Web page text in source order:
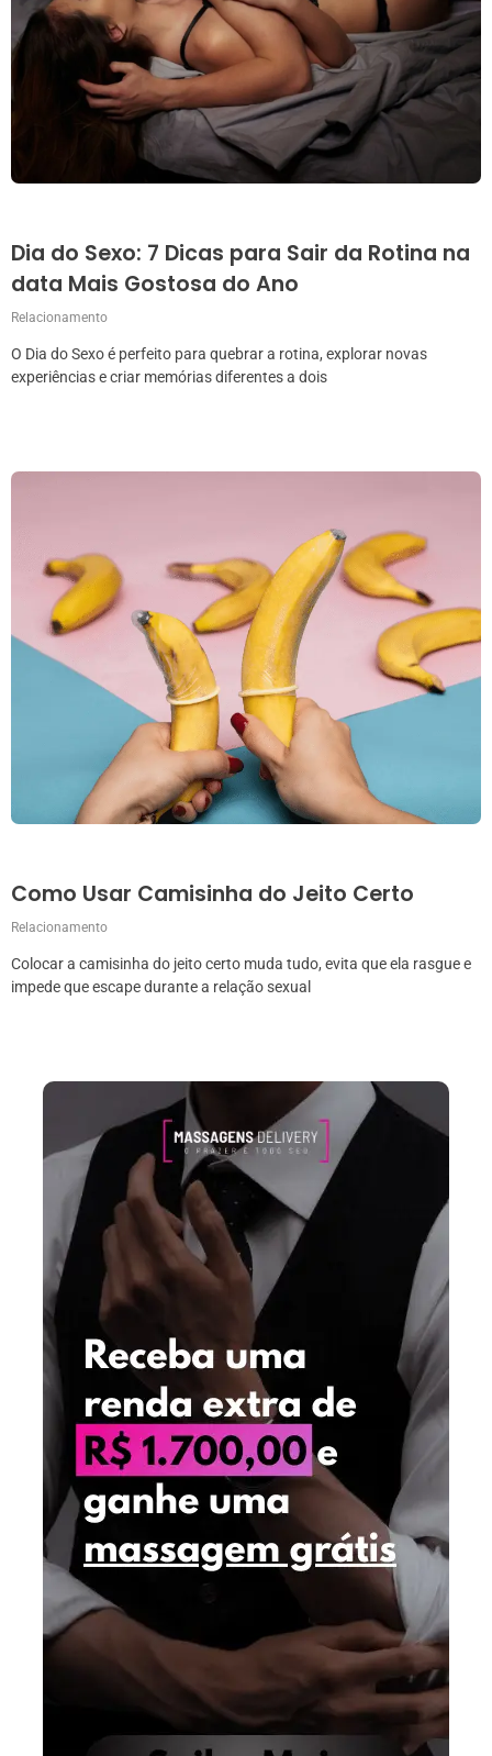
Dia do Sexo: 7 Dicas para Sair da Rotina na
data Mais Gostosa do Ano
Relacionamento
O Dia do Sexo é perfeito para quebrar a rotina, explorar novas
experiências e criar memórias diferentes a dois
Como Usar Camisinha do Jeito Certo
Relacionamento
Colocar a camisinha do jeito certo muda tudo, evita que ela rasgue e
impede que escape durante a relação sexual